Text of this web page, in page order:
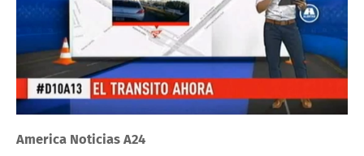
America Noticias A24